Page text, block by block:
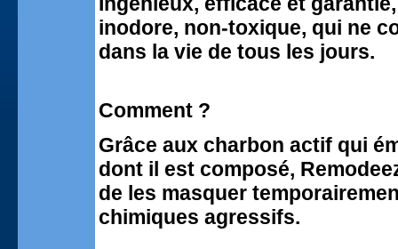
inodore, non-toxique, qui ne
dans la vie de tous les jours.
Comment ?
Grâce aux charbon actif qui
dont il est composé,
de les masquer
chimiques agressifs.